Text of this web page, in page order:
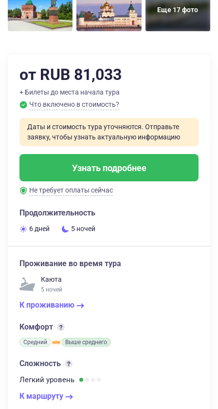
Еще 17 фото
от RUB 81,033
+ Билеты до места начала тура
Что включено в стоимость?
Даты и стоимость тура уточняются. Отправьте
заявку, чтобы узнать актуальную информацию
Узнать подробнее
Не требует оплаты сейчас
Продолжительность
6 дней 5 ночей
Проживание во время тура
Каюта
5 ночей
К проживанию
Комфорт
Средний Выше среднего
Сложность
Легкий уровень
К маршруту